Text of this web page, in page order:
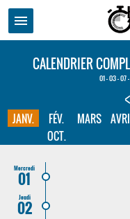
menu
CALENDRIER
01 - 03 - 07
<
JANV. FÉV. MARS
OCT.
Mercredi
01
Jeudi
02